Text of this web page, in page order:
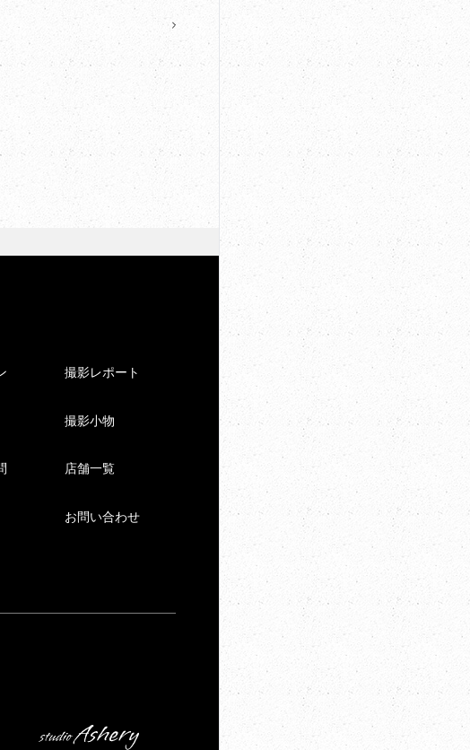
撮影レポート
撮影小物
店舗一覧
お問い合わせ